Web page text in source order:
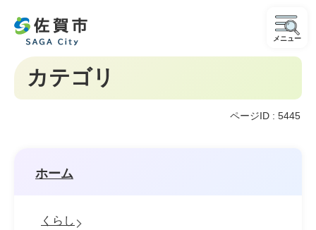
メニュー
カテゴリ
ページID : 5445
ホーム
くらし